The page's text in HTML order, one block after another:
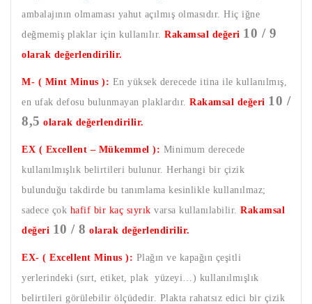
ambalajının olmaması yahut açılmış olmasıdır. Hiç iğne
değmemiş plaklar için kullanılır. Rakamsal değeri 10 / 9
olarak değerlendirilir.
M- ( Mint Minus ): En yüksek derecede itina ile kullanılmış,
en ufak defosu bulunmayan plaklardır. Rakamsal değeri 10 /
8,5 olarak değerlendirilir.
EX ( Excellent – Mükemmel ): Minimum derecede
kullanılmışlık belirtileri bulunur. Herhangi bir çizik
bulunduğu takdirde bu tanımlama kesinlikle kullanılmaz;
sadece çok hafif bir kaç sıyrık varsa kullanılabilir. Rakamsal
değeri 10 / 8 olarak değerlendirilir.
EX- ( Excellent Minus ): Plağın ve kapağın çeşitli
yerlerindeki (sırt, etiket, plak yüzeyi…) kullanılmışlık
belirtileri görülebilir ölçüdedir. Plakta rahatsız edici bir çizik